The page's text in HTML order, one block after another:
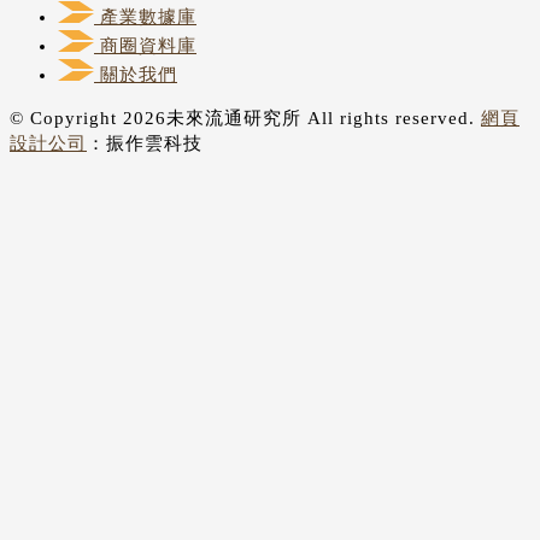
產業數據庫
商圈資料庫
關於我們
© Copyright 2026未來流通研究所 All rights reserved. 網頁
設計公司
：振作雲科技